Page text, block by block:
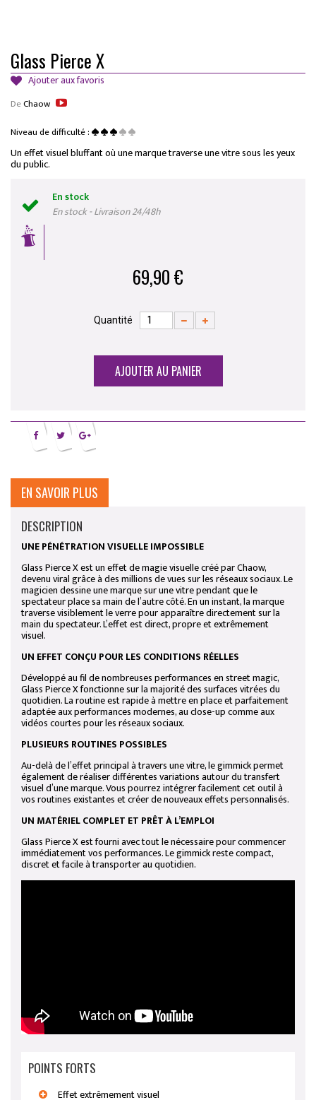
Glass Pierce X
Ajouter aux favoris
DeChaow
Niveau de difficulté :
Un effet visuel bluffant où une marque traverse une vitre sous les yeux
du public.
En stock
En stock - Livraison 24/48h
69,90 €
Quantité
AJOUTER AU PANIER
EN SAVOIR PLUS
DESCRIPTION
UNE PÉNÉTRATION VISUELLE IMPOSSIBLE
Glass Pierce X est un effet de magie visuelle créé par Chaow,
devenu viral grâce à des millions de vues sur les réseaux sociaux. Le
magicien dessine une marque sur une vitre pendant que le
spectateur place sa main de l’autre côté. En un instant, la marque
traverse visiblement le verre pour apparaître directement sur la
main du spectateur. L’effet est direct, propre et extrêmement
visuel.
UN EFFET CONÇU POUR LES CONDITIONS RÉELLES
Développé au fil de nombreuses performances en street magic,
Glass Pierce X fonctionne sur la majorité des surfaces vitrées du
quotidien. La routine est rapide à mettre en place et parfaitement
adaptée aux performances modernes, au close-up comme aux
vidéos courtes pour les réseaux sociaux.
PLUSIEURS ROUTINES POSSIBLES
Au-delà de l’effet principal à travers une vitre, le gimmick permet
également de réaliser différentes variations autour du transfert
visuel d’une marque. Vous pourrez intégrer facilement cet outil à
vos routines existantes et créer de nouveaux effets personnalisés.
UN MATÉRIEL COMPLET ET PRÊT À L’EMPLOI
Glass Pierce X est fourni avec tout le nécessaire pour commencer
immédiatement vos performances. Le gimmick reste compact,
discret et facile à transporter au quotidien.
POINTS FORTS
Effet extrêmement visuel